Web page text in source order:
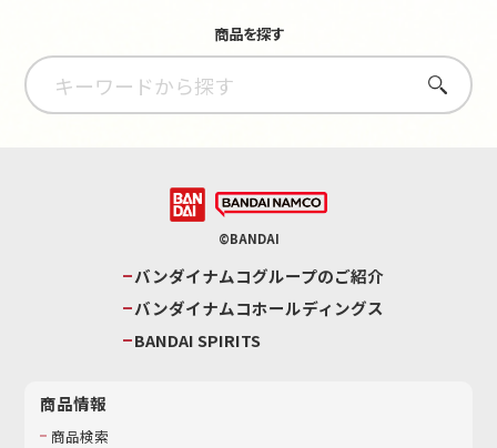
商品を探す
さがす
©BANDAI
バンダイナムコグループのご紹介
バンダイナムコホールディングス
BANDAI SPIRITS
商品情報
商品検索